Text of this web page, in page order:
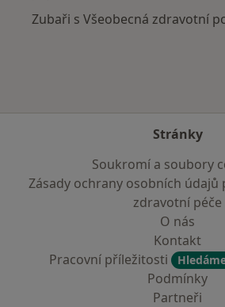
Zubaři s Všeobecná zdravotní
Stránky
Soukromí a soubory
Zásady ochrany osobních údajů
zdravotní péče
O nás
Kontakt
Pracovní příležitosti
Podmínky
Partneři